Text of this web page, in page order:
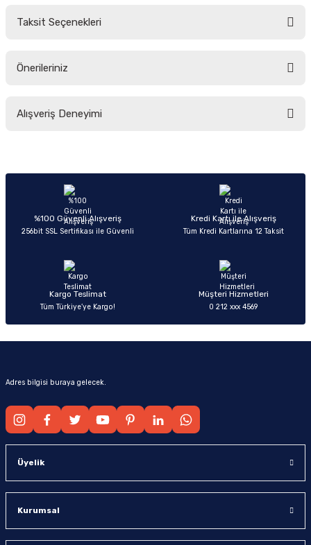
Taksit Seçenekleri
Önerileriniz
yetersiz gördüğünüz noktaları öneri formunu kullanarak tarafımıza
Ürün açıklamasında eksik bilgiler bulunuyor.
Ürün bilgilerinde hatalar bulunuyor.
Ürün fiyatı diğer sitelerden daha pahalı.
Alışveriş Deneyimi
Sitemize ilk yorumu siz yapın!
%100 Güvenli Alışveriş
256bit SSL Sertifikası ile Güvenli
Kredi Kartı ile Alışveriş
Tüm Kredi Kartlarına 12 Taksit
Kargo Teslimat
Tüm Türkiye’ye Kargo!
Müşteri Hizmetleri
0 212 xxx 4569
Adres bilgisi buraya gelecek.
Üyelik
Kurumsal